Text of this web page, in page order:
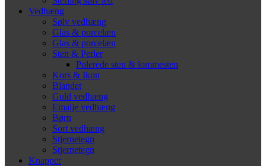
Vedhæng
Sølv vedhæng
Glas & porcelæn
Glas & porcelæn
Sten & Perler
Polerede sten & lommesten
Kors & Ikon
Blandet
Guld vedhæng
Emalje vedhæng
Børn
Sort vedhæng
Stjernetegn
Stjernetegn
Knapper